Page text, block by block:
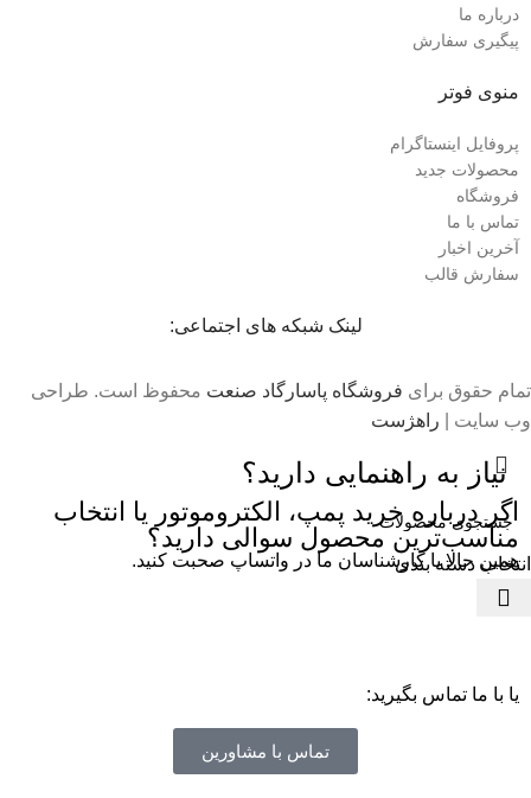
درباره ما
پیگیری سفارش
منوی فوتر
پروفایل اینستاگرام
محصولات جدید
فروشگاه
تماس با ما
آخرین اخبار
سفارش قالب
لینک شبکه های اجتماعی:
تمام حقوق برای فروشگاه پاسارگاد صنعت محفوظ است. طراحی
وب سایت | راهژست
انتخاب دسته بندی
نیاز به راهنمایی دارید؟
اگر درباره خرید پمپ، الکتروموتور یا انتخاب
مناسب‌ترین محصول سوالی دارید؟
همین حالا با کارشناسان ما در واتساپ صحبت کنید.
یا با ما تماس بگیرید:
تماس با مشاورین